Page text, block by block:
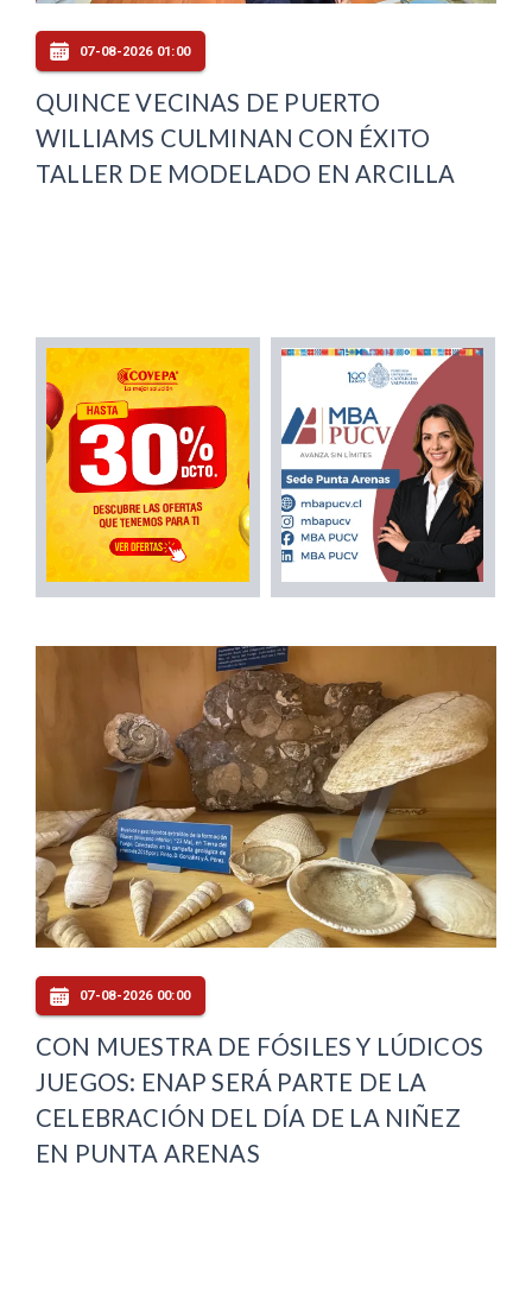
07-08-2026 01:00
QUINCE VECINAS DE PUERTO
WILLIAMS CULMINAN CON ÉXITO
TALLER DE MODELADO EN ARCILLA
07-08-2026 00:00
CON MUESTRA DE FÓSILES Y LÚDICOS
JUEGOS: ENAP SERÁ PARTE DE LA
CELEBRACIÓN DEL DÍA DE LA NIÑEZ
EN PUNTA ARENAS